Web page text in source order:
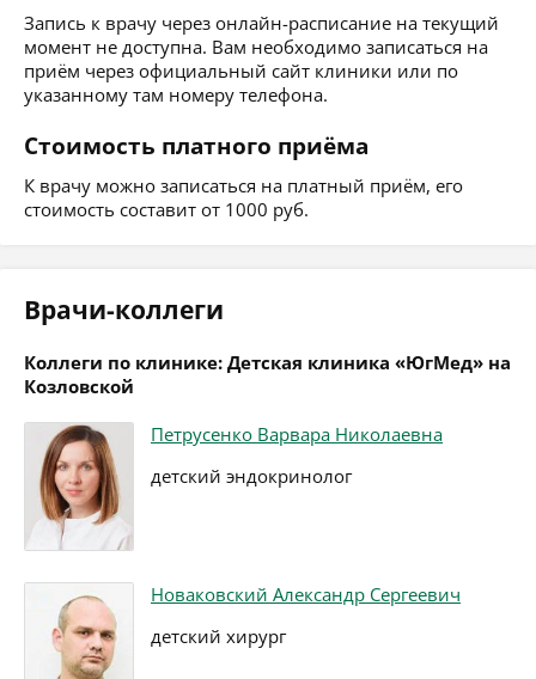
Запись к врачу через онлайн-расписание на текущий
момент не доступна. Вам необходимо записаться на
приём через официальный сайт клиники или по
указанному там номеру телефона.
Стоимость платного приёма
К врачу можно записаться на платный приём, его
стоимость составит от 1000 руб.
Врачи-коллеги
Коллеги по клинике: Детская клиника «ЮгМед» на
Козловской
Петрусенко Варвара Николаевна
детский эндокринолог
Новаковский Александр Сергеевич
детский хирург